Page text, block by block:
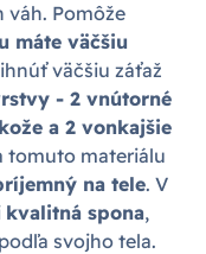
Pomôže
máte väčšiu
väčšiu záťaž
- 2 vnútorné
a 2 vonkajšie
tomuto materiálu
na tele. V
kvalitná spona,
svojho tela.